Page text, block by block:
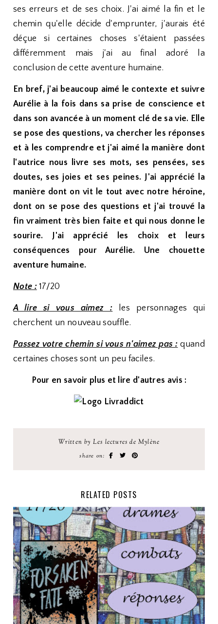
ses erreurs et de ses choix. J'ai aimé la fin et le
chemin qu'elle décide d'emprunter, j'aurais été
déçue si certaines choses s'étaient passées
différemment mais j'ai au final adoré la
conclusion de cette aventure humaine.
En bref, j'ai beaucoup aimé le contexte et suivre
Aurélie à la fois dans sa prise de conscience et
dans son avancée à un moment clé de sa vie. Elle
se pose des questions, va chercher les réponses
et à les comprendre et j'ai aimé la manière dont
l'autrice nous livre ses mots, ses pensées, ses
doutes, ses joies et ses peines. J'ai apprécié la
manière dont on vit le tout avec notre héroïne,
dont on se pose des questions et j'ai trouvé la
fin vraiment très bien faite et qui nous donne le
sourire. J'ai apprécié les choix et leurs
conséquences pour Aurélie. Une chouette
aventure humaine.
Note :17/20
A lire si vous aimez : les personnages qui
cherchent un nouveau souffle.
Passez votre chemin si vous n'aimez pas : quand
certaines choses sont un peu faciles.
Pour en savoir plus et lire d'autres avis :
Written by Les lectures de Mylène
share on:
RELATED POSTS